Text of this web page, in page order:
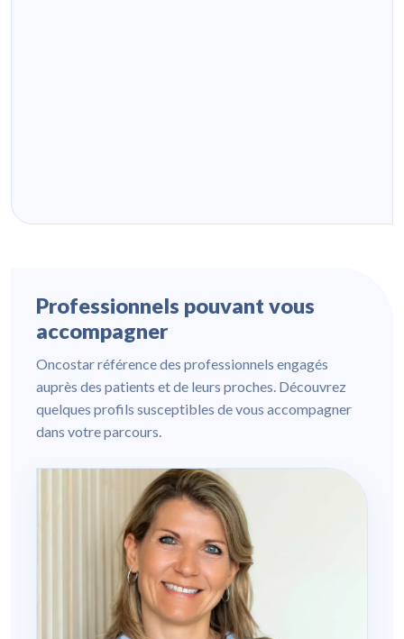
Professionnels pouvant vous
accompagner
Oncostar référence des professionnels engagés
auprès des patients et de leurs proches. Découvrez
quelques profils susceptibles de vous accompagner
dans votre parcours.